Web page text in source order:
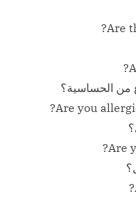
Are
من الحساسية؟
Are you
Are